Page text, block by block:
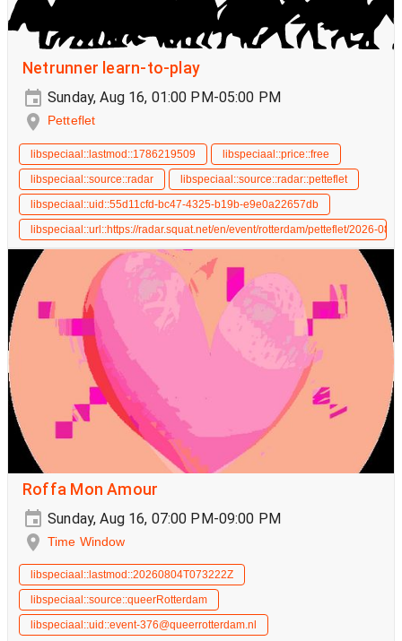
Netrunner learn-to-play
Sunday, Aug 16, 01:00 PM-05:00 PM
Petteflet
libspeciaal::lastmod::1786219509
libspeciaal::price::free
libspeciaal::source::radar
libspeciaal::source::radar::petteflet
libspeciaal::uid::55d11cfd-bc47-4325-b19b-e9e0a22657db
libspeciaal::url::https://radar.squat.net/en/event/rotterdam/petteflet/2026-08-
Roffa Mon Amour
Sunday, Aug 16, 07:00 PM-09:00 PM
Time Window
libspeciaal::lastmod::20260804T073222Z
libspeciaal::source::queerRotterdam
libspeciaal::uid::event-376@queerrotterdam.nl